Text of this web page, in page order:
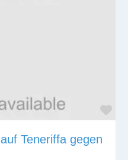
Teneriffa gegen